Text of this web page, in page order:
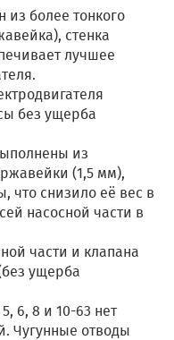
из более тонкого
стенка
лучшее
без ущерба
из
(1,5 мм),
что снизило её вес в
насосной части в
части и клапана
ущерба
6, 8 и 10-63 нет
Чугунные отводы